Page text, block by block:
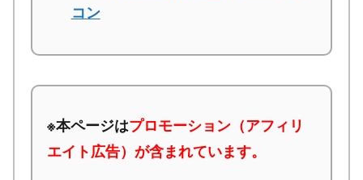
コン
※本ページはプロモーション（アフィリ
エイト広告）が含まれています。